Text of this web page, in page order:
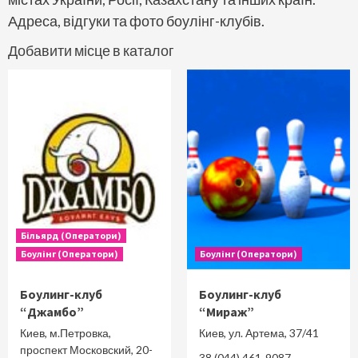
Адреса, відгуки та фото боулінг-клубів.
Добавити місце в каталог
Більярд (Оператори)
Боулінг (Оператори)
Боулинг-клуб
“Джамбо”
Киев, м.Петровка,
проспект Московский, 20-
Боулінг (Оператори)
Боулинг-клуб
“Мираж”
Киев, ул. Артема, 37/41